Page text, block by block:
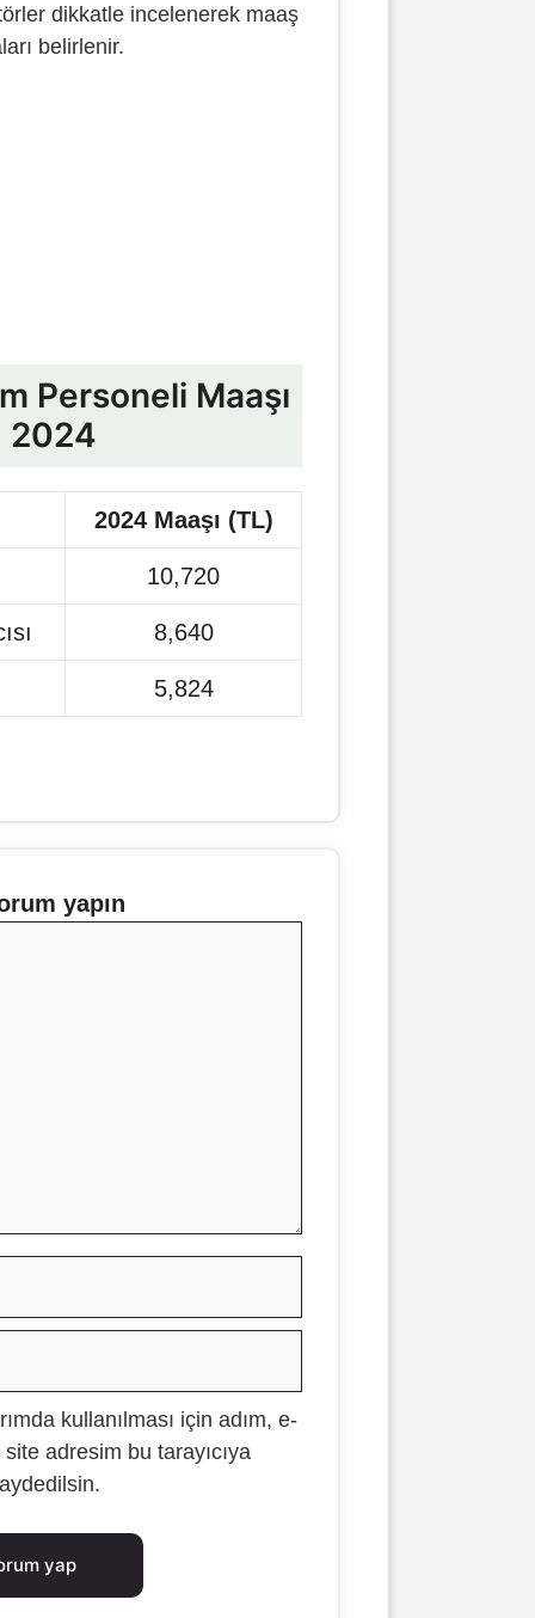
dikkatle incelenerek maaş
belirlenir.
Personeli Maaşı
2024
2024 Maaşı (TL)
10,720
8,640
5,824
yapın
İnternet
sitesi
kullanılması için adım, e-
adresim bu tarayıcıya